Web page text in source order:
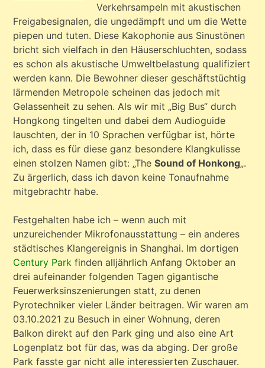
Verkehrsampeln mit akustischen
Freigabesignalen, die ungedämpft und um die Wette
piepen und tuten. Diese Kakophonie aus Sinustönen
bricht sich vielfach in den Häuserschluchten, sodass
es schon als akustische Umweltbelastung qualifiziert
werden kann. Die Bewohner dieser geschäftstüchtig
lärmenden Metropole scheinen das jedoch mit
Gelassenheit zu sehen. Als wir mit „Big Bus“ durch
Hongkong tingelten und dabei dem Audioguide
lauschten, der in 10 Sprachen verfügbar ist, hörte
ich, dass es für diese ganz besondere Klangkulisse
einen stolzen Namen gibt: „TheSound of Honkong„.
Zu ärgerlich, dass ich davon keine Tonaufnahme
mitgebrachtr habe.
Festgehalten habe ich – wenn auch mit
unzureichender Mikrofonausstattung – ein anderes
städtisches Klangereignis in Shanghai. Im dortigen
Century Park finden alljährlich Anfang Oktober an
drei aufeinander folgenden Tagen gigantische
Feuerwerksinszenierungen statt, zu denen
Pyrotechniker vieler Länder beitragen. Wir waren am
03.10.2021 zu Besuch in einer Wohnung, deren
Balkon direkt auf den Park ging und also eine Art
Logenplatz bot für das, was da abging. Der große
Park fasste gar nicht alle interessierten Zuschauer.